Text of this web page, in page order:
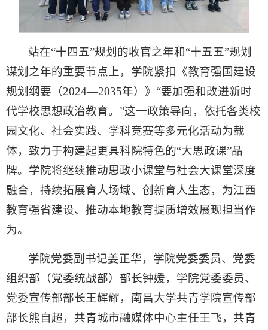
站在“十四五”规划的收官之年和“十五五”规划
谋划之年的重要节点上，学院紧扣《教育强国建设
规划纲要（2024—2035年）》“要加强和改进新时
代学校思想政治教育。”这一政策导向，依托各类校
园文化、社会实践、学科竞赛等多元化活动为载
体，致力于构建起更具科院特色的“大思政课”品
牌。学院将继续推动思政小课堂与社会大课堂深度
融合，持续拓展育人场域、创新育人生态，为江西
教育强省建设、推动本地教育提质增效展现担当作
为。
学院党委副书记姜正华，学院党委委员、党委
组织部（党委统战部）部长钟媛，学院党委委员、
党委宣传部部长王辉耀，南昌大学共青学院宣传部
部长熊自超，共青城市融媒体中心主任王飞，共青